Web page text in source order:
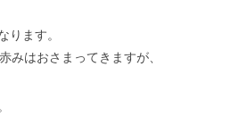
ります。
みはおさまってきますが、